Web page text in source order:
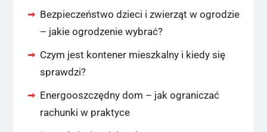
Bezpieczeństwo dzieci i zwierząt w ogrodzie
– jakie ogrodzenie wybrać?
Czym jest kontener mieszkalny i kiedy się
sprawdzi?
Energooszczędny dom – jak ograniczać
rachunki w praktyce